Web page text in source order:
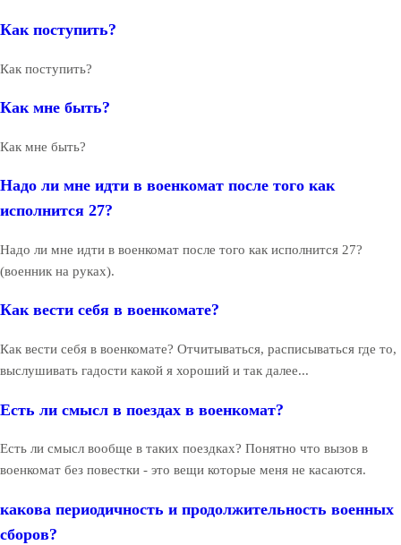
Как поступить?
Как поступить?
Как мне быть?
Как мне быть?
Надо ли мне идти в военкомат после того как
исполнится 27?
Надо ли мне идти в военкомат после того как исполнится 27?
(военник на руках).
Как вести себя в военкомате?
Как вести себя в военкомате? Отчитываться, расписываться где то,
выслушивать гадости какой я хороший и так далее...
Есть ли смысл в поездах в военкомат?
Есть ли смысл вообще в таких поездках? Понятно что вызов в
военкомат без повестки - это вещи которые меня не касаются.
какова периодичность и продолжительность военных
сборов?